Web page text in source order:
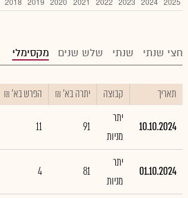
חצי שנתי שנתי שלש שנים מקסימלי
תאריך קבוצה יתרה בא' ₪ הפרש בא' ₪
10.10.2024
יתר
מניות
91
11
01.10.2024
יתר
מניות
81
4